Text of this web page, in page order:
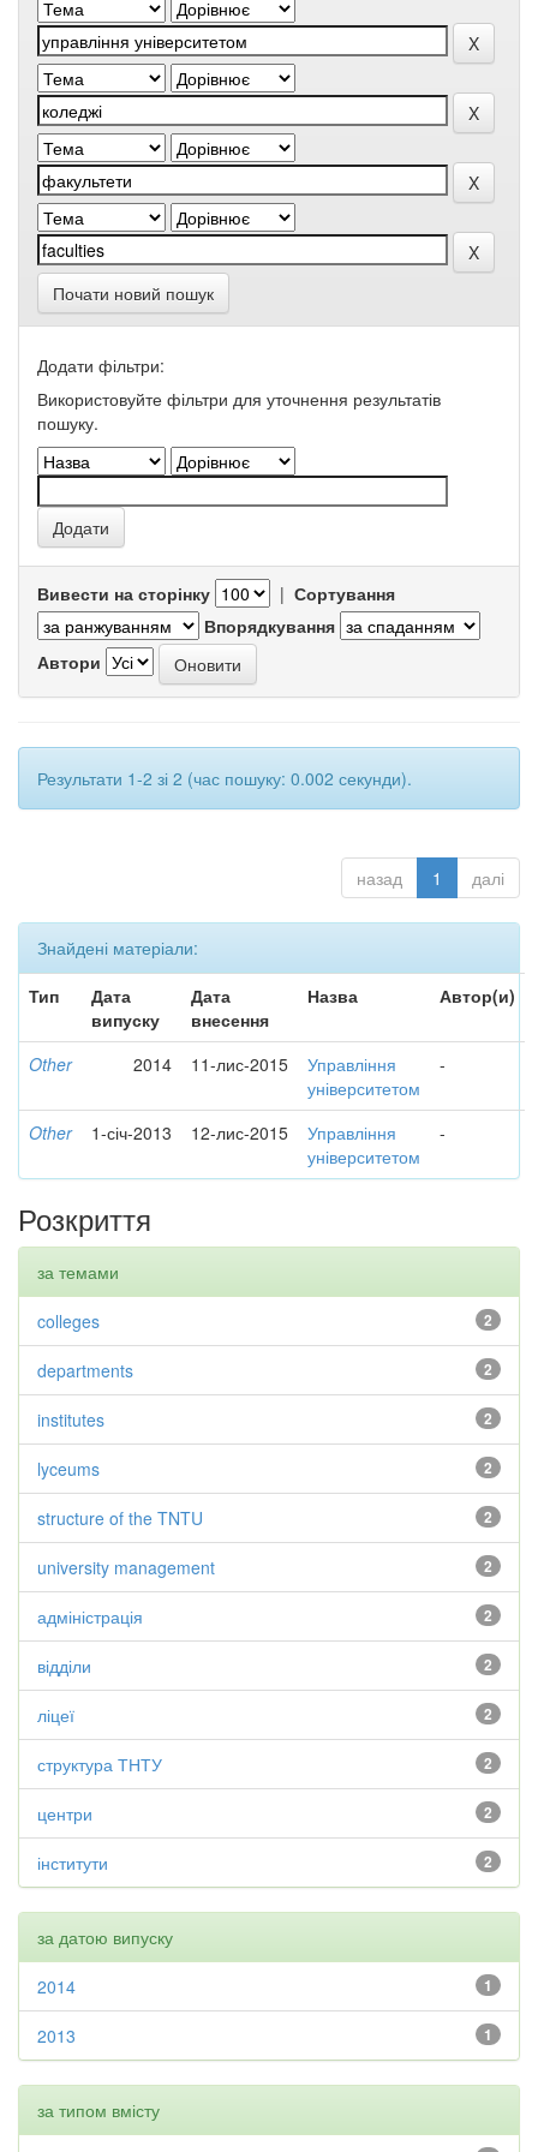
Почати новий пошук
Додати фільтри:
Використовуйте фільтри для уточнення результатів
пошуку.
Вивести на сторінку | Сортування
Впорядкування
Автори
Результати 1-2 зі 2 (час пошуку: 0.002 секунди).
назад 1 далі
Знайдені матеріали:
Тип
Дата
випуску
Дата
внесення
Назва Автор(и)
Other 2014 11-лис-2015
Управління
університетом
-
Other 1-січ-2013 12-лис-2015
Управління
університетом
-
Розкриття
за темами
2
colleges
2
departments
2
institutes
2
lyceums
2
structure of the TNTU
2
university management
2
адміністрація
2
відділи
2
ліцеї
2
структура ТНТУ
2
центри
2
інститути
за датою випуску
1
2014
1
2013
за типом вмісту